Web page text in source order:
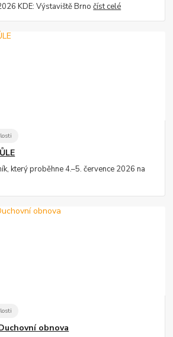
KDE: Výstaviště Brnočíst celé
který proběhne 4.–5. července 2026 na
obnova